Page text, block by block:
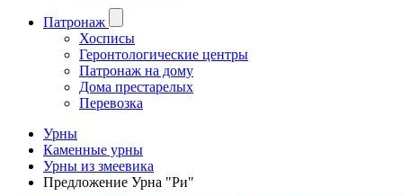
Патронаж
Хосписы
Геронтологические центры
Патронаж на дому
Дома престарелых
Перевозка
Урны
Каменные урны
Урны из змеевика
Предложение Урна "Ри"